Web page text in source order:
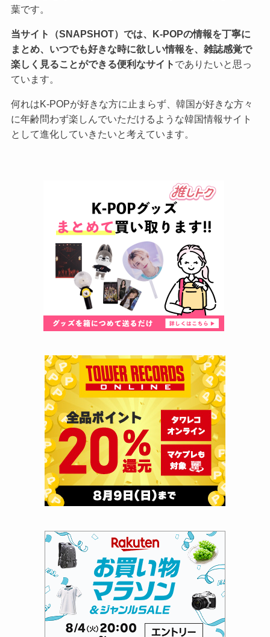
葉です。
当サイト（SNAPSHOT）では、K-POPの情報を丁寧に
まとめ、いつでも好きな時に欲しい情報を、雑誌感覚で
楽しく見ることができる便利なサイト でありたいと思っ
ています。
何れはK-POPが好きな方に止まらず、韓国が好きな方々
に年齢問わず楽しんでいただけるような韓国情報サイト
として進化していきたいと考えています。